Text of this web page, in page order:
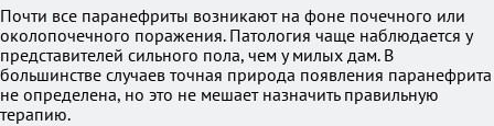
Почти все паранефриты возникают на фоне почечного или
околопочечного поражения. Патология чаще наблюдается у
представителей сильного пола, чем у милых дам. В
большинстве случаев точная природа появления паранефрита
не определена, но это не мешает назначить правильную
терапию.